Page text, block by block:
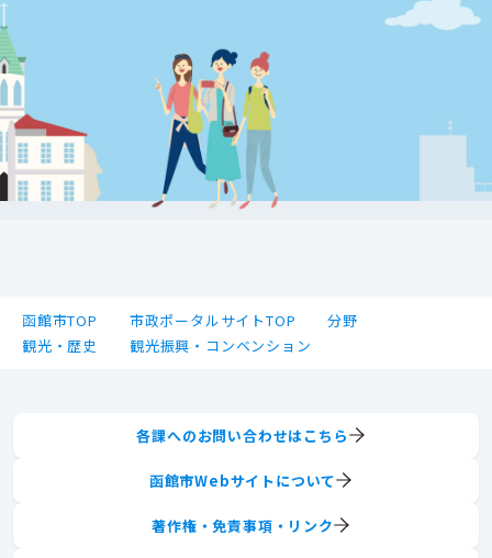
函館市TOP 市政ポータルサイトTOP
分野
観光・歴史
観光振興・コンベンション
各課へのお問い合わせはこちら
函館市Webサイトについて
著作権・免責事項・リンク